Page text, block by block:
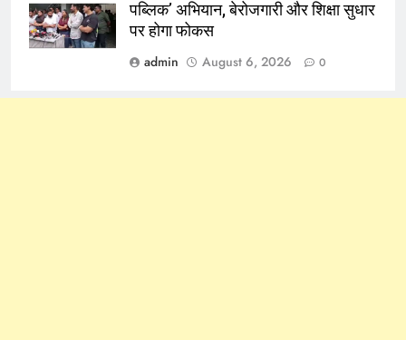
पब्लिक’ अभियान, बेरोजगारी और शिक्षा सुधार
पर होगा फोकस
admin
August 6, 2026 0